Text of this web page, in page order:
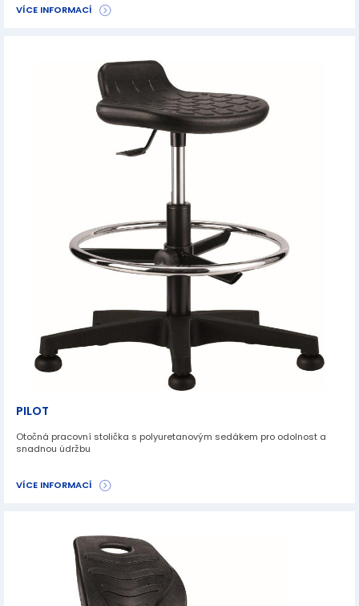
VÍCE INFORMACÍ
PILOT
Otočná pracovní stolička s polyuretanovým sedákem pro odolnost a
snadnou údržbu
VÍCE INFORMACÍ